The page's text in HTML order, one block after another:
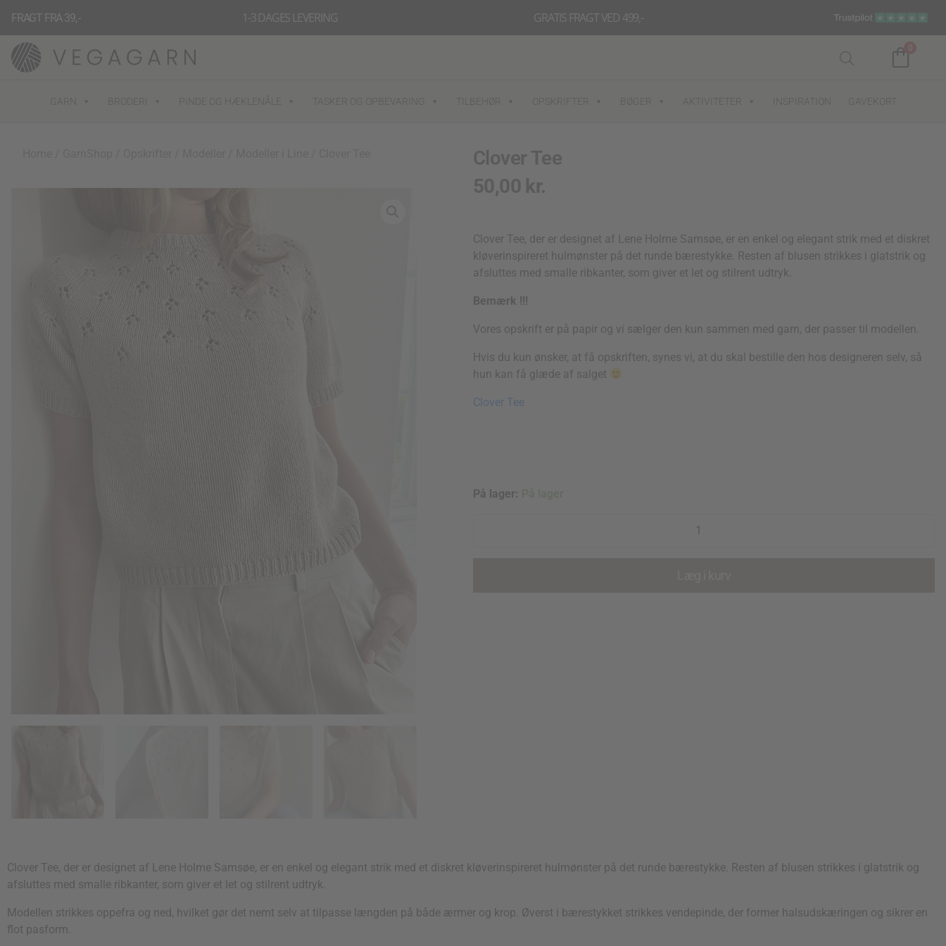
indholdet
FRAGT FRA 39, - 1-3 DAGES LEVERING GRATIS FRAGT VED 499,-
0
GARN BRODERI PINDE OG HÆKLENÅLE TASKER OG OPBEVARING TILBEHØR OPSKRIFTER BØGER AKTIVITETER INSPIRATION GAVEKORT
Clover Tee
50,00 kr.
Clover Tee, der er designet af Lene Holme Samsøe, er en enkel og elegant strik med et diskret
kløverinspireret hulmønster på det runde bærestykke. Resten af blusen strikkes i glatstrik og
afsluttes med smalle ribkanter, som giver et let og stilrent udtryk.
Bemærk !!!
Vores opskrift er på papir og vi sælger den kun sammen med garn, der passer til modellen.
Hvis du kun ønsker, at få opskriften, synes vi, at du skal bestille den hos designeren selv, så
hun kan få glæde af salget
Clover Tee
På lager:
Clover
Clover Tee, der er designet af Lene Holme Samsøe, er en enkel og elegant strik med et diskret kløverinspireret hulmønster på det runde bærestykke. Resten af blusen strikkes i glatstrik og
afsluttes med smalle ribkanter, som giver et let og stilrent udtryk.
Modellen strikkes oppefra og ned, hvilket gør det nemt selv at tilpasse længden på både ærmer og krop. Øverst i bærestykket strikkes vendepinde, der former halsudskæringen og sikrer en
flot pasform.